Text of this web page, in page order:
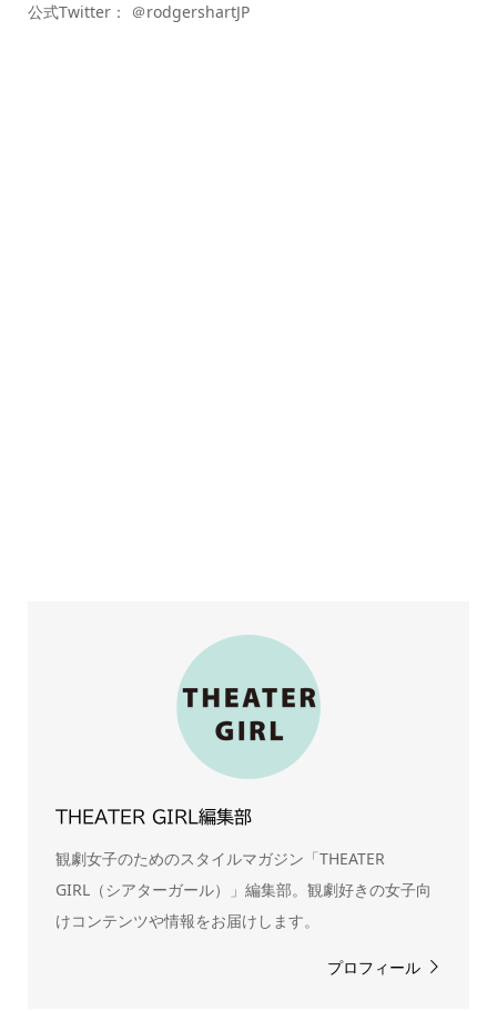
公式Twitter： ＠rodgershartJP
THEATER GIRL編集部
観劇女子のためのスタイルマガジン「THEATER
GIRL（シアターガール）」編集部。観劇好きの女子向
けコンテンツや情報をお届けします。
プロフィール